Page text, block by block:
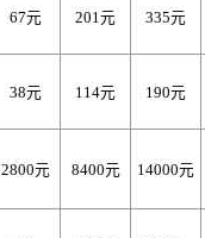
67元 201元 335元
38元 114元 190元
2800元 8400元 14000元